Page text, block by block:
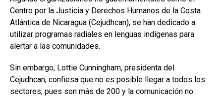
Centro por la Justicia y Derechos Humanos de la Costa
Atlántica de Nicaragua (Cejudhcan), se han dedicado a
utilizar programas radiales en lenguas indígenas para
alertar a las comunidades.
Sin embargo, Lottie Cunningham, presidenta del
Cejudhcan, confiesa que no es posible llegar a todos los
sectores, pues son más de 200 y la comunicación no